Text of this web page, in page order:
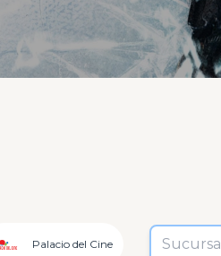
Palacio del Cine Sucursal